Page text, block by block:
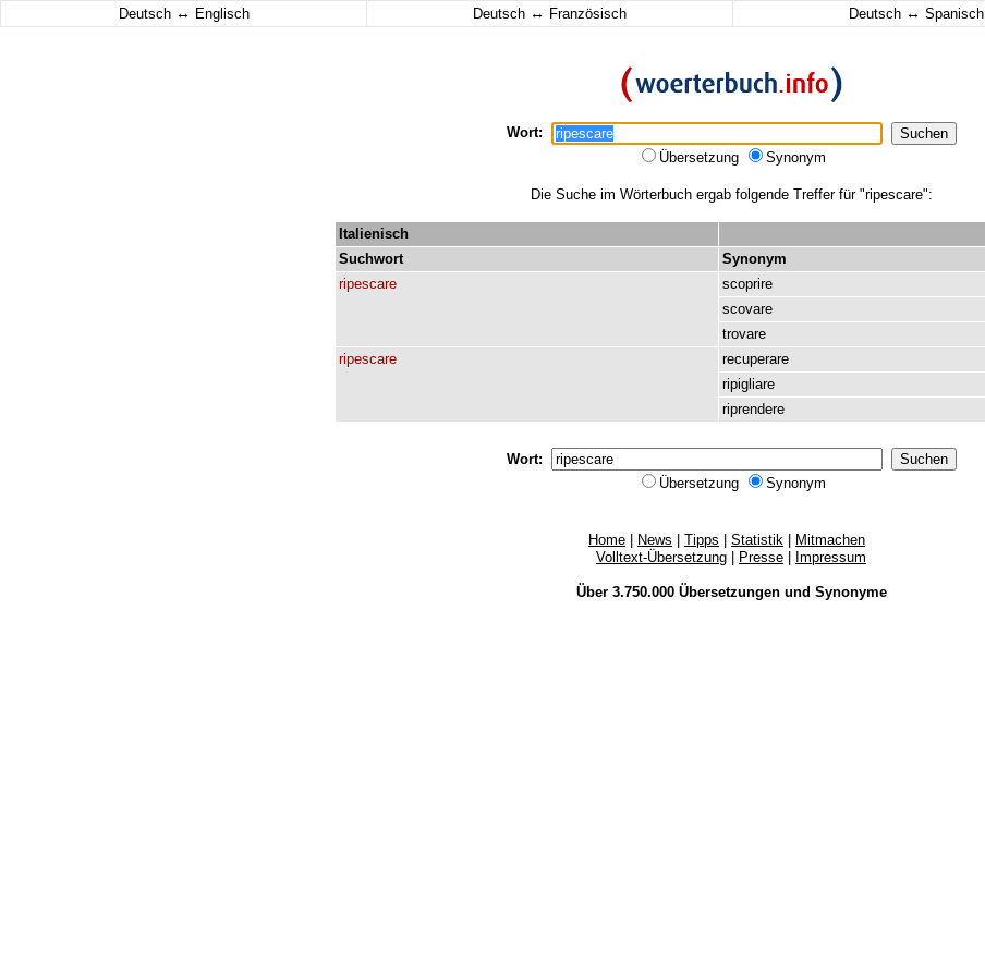
Deutsch ↔ Englisch Deutsch ↔ Französisch Deutsch ↔ Spanisch
Wort:
Übersetzung
Synonym
Die Suche im Wörterbuch ergab folgende Treffer für "ripescare":
Italienisch
Suchwort
Synonym
ripescare
scoprire
scovare
trovare
ripescare
recuperare
ripigliare
riprendere
Wort:
Übersetzung
Synonym
Home News Tipps Statistik
Mitmachen
Volltext-Übersetzung
Presse Impressum
Über 3.750.000 Übersetzungenund Synonyme